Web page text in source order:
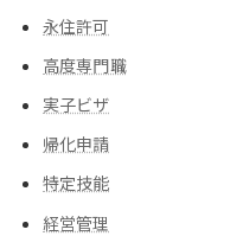
永住許可
高度専門職
実子ビザ
帰化申請
特定技能
経営管理